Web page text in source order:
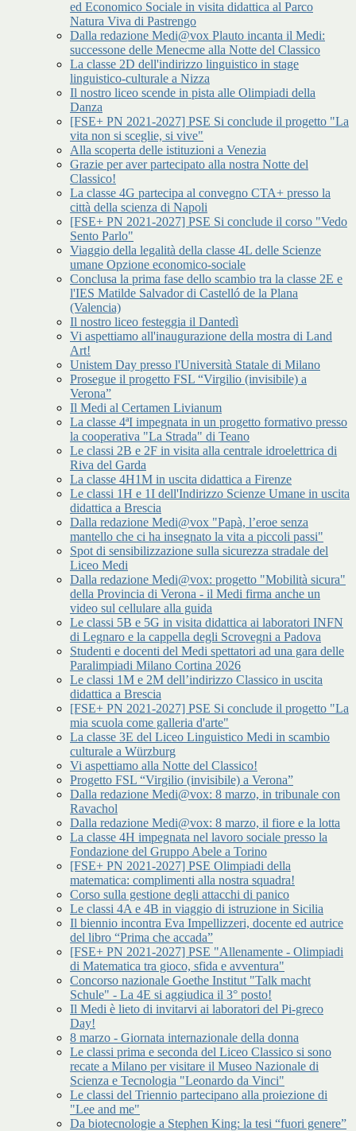
ed Economico Sociale in visita didattica al Parco
Natura Viva di Pastrengo
Dalla redazione Medi@vox Plauto incanta il Medi:
successone delle Menecme alla Notte del Classico
La classe 2D dell'indirizzo linguistico in stage
linguistico-culturale a Nizza
Il nostro liceo scende in pista alle Olimpiadi della
Danza
[FSE+ PN 2021-2027] PSE Si conclude il progetto "La
vita non si sceglie, si vive"
Alla scoperta delle istituzioni a Venezia
Grazie per aver partecipato alla nostra Notte del
Classico!
La classe 4G partecipa al convegno CTA+ presso la
città della scienza di Napoli
[FSE+ PN 2021-2027] PSE Si conclude il corso "Vedo
Sento Parlo"
Viaggio della legalità della classe 4L delle Scienze
umane Opzione economico-sociale
Conclusa la prima fase dello scambio tra la classe 2E e
l'IES Matilde Salvador di Castelló de la Plana
(Valencia)
Il nostro liceo festeggia il Dantedì
Vi aspettiamo all'inaugurazione della mostra di Land
Art!
Unistem Day presso l'Università Statale di Milano
Prosegue il progetto FSL “Virgilio (invisibile) a
Verona”
Il Medi al Certamen Livianum
La classe 4ªI impegnata in un progetto formativo presso
la cooperativa "La Strada" di Teano
Le classi 2B e 2F in visita alla centrale idroelettrica di
Riva del Garda
La classe 4H1M in uscita didattica a Firenze
Le classi 1H e 1I dell'Indirizzo Scienze Umane in uscita
didattica a Brescia
Dalla redazione Medi@vox "Papà, l’eroe senza
mantello che ci ha insegnato la vita a piccoli passi"
Spot di sensibilizzazione sulla sicurezza stradale del
Liceo Medi
Dalla redazione Medi@vox: progetto "Mobilità sicura"
della Provincia di Verona - il Medi firma anche un
video sul cellulare alla guida
Le classi 5B e 5G in visita didattica ai laboratori INFN
di Legnaro e la cappella degli Scrovegni a Padova
Studenti e docenti del Medi spettatori ad una gara delle
Paralimpiadi Milano Cortina 2026
Le classi 1M e 2M dell’indirizzo Classico in uscita
didattica a Brescia
[FSE+ PN 2021-2027] PSE Si conclude il progetto "La
mia scuola come galleria d'arte"
La classe 3E del Liceo Linguistico Medi in scambio
culturale a Würzburg
Vi aspettiamo alla Notte del Classico!
Progetto FSL “Virgilio (invisibile) a Verona”
Dalla redazione Medi@vox: 8 marzo, in tribunale con
Ravachol
Dalla redazione Medi@vox: 8 marzo, il fiore e la lotta
La classe 4H impegnata nel lavoro sociale presso la
Fondazione del Gruppo Abele a Torino
[FSE+ PN 2021-2027] PSE Olimpiadi della
matematica: complimenti alla nostra squadra!
Corso sulla gestione degli attacchi di panico
Le classi 4A e 4B in viaggio di istruzione in Sicilia
Il biennio incontra Eva Impellizzeri, docente ed autrice
del libro “Prima che accada”
[FSE+ PN 2021-2027] PSE "Allenamente - Olimpiadi
di Matematica tra gioco, sfida e avventura"
Concorso nazionale Goethe Institut "Talk macht
Schule" - La 4E si aggiudica il 3° posto!
Il Medi è lieto di invitarvi ai laboratori del Pi-greco
Day!
8 marzo - Giornata internazionale della donna
Le classi prima e seconda del Liceo Classico si sono
recate a Milano per visitare il Museo Nazionale di
Scienza e Tecnologia "Leonardo da Vinci"
Le classi del Triennio partecipano alla proiezione di
"Lee and me"
Da biotecnologie a Stephen King: la tesi “fuori genere”